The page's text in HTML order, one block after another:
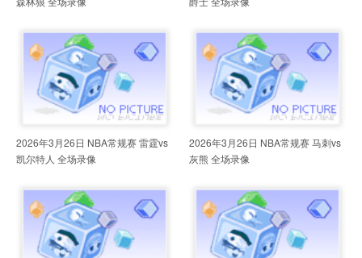
2026年3月26日 NBA常规赛 雷霆vs
凯尔特人 全场录像
2026年3月26日 NBA常规赛 马刺vs
灰熊 全场录像